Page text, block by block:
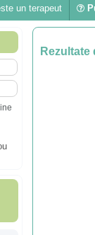
un terapeut
Rezultate